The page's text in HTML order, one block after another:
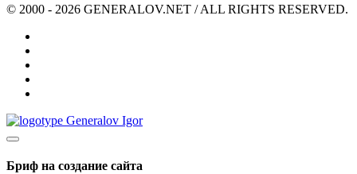
© 2000 - 2026 GENERALOV.NET / ALL RIGHTS RESERVED.
Бриф на создание сайта